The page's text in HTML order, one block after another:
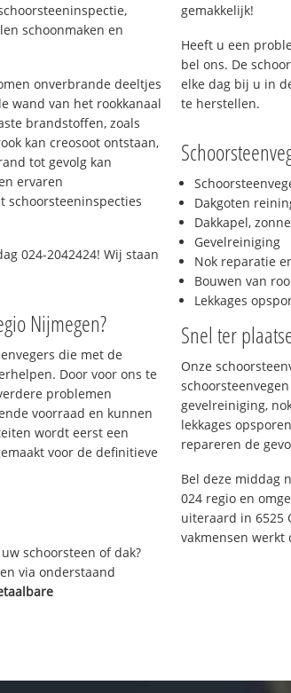
schoonmaken en
onverbrande deeltjes
wand van het rookkanaal
brandstoffen, zoals
kan creosoot ontstaan,
tot gevolg kan
ervaren
schoorsteeninspecties
024-2042424! Wij staan
Nijmegen?
die met de
Door voor ons te
problemen
voorraad en kunnen
wordt eerst een
voor de definitieve
schoorsteen of dak?
via onderstaand
gemakkelijk!
Heeft u een
bel ons. De
elke dag bij u in
te herstellen.
Dakgoten
Dakkapel,
Gevelreiniging
Nok reparatie
Bouwen van
Lekkages
Snel ter
Onze
gevelreiniging,
lekkages
repareren de
Bel deze middag
024 regio en
uiteraard in 6525
vakmensen werkt